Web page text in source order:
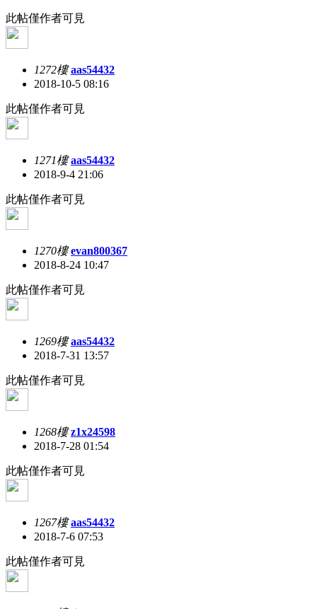
此帖僅作者可見
1272樓 aas54432
2018-10-5 08:16
此帖僅作者可見
1271樓 aas54432
2018-9-4 21:06
此帖僅作者可見
1270樓 evan800367
2018-8-24 10:47
此帖僅作者可見
1269樓 aas54432
2018-7-31 13:57
此帖僅作者可見
1268樓 z1x24598
2018-7-28 01:54
此帖僅作者可見
1267樓 aas54432
2018-7-6 07:53
此帖僅作者可見